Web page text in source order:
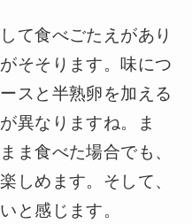
て食べごたえがあり
そそります。味につ
スと半熟卵を加える
異なりますね。ま
ま食べた場合でも、
しめます。そして、
と感じます。